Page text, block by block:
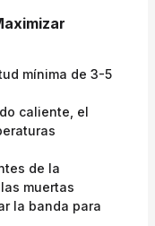
mínima de 3-5
caliente, el
de la
muertas
la banda para